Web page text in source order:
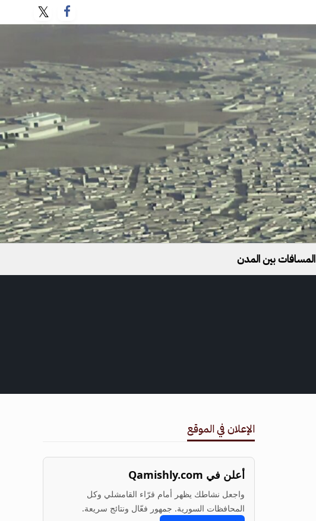
المسافات بين المدن
الإعلان في الموقع
أعلن في Qamishly.com
واجعل نشاطك يظهر أمام قرّاء القامشلي وكل
المحافظات السورية. جمهور فعّال ونتائج سريعة.